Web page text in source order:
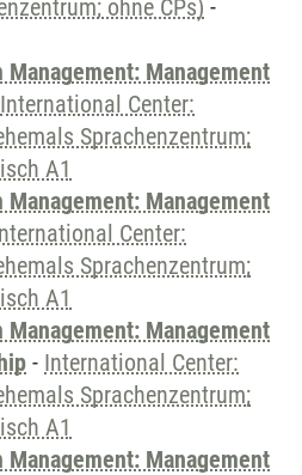
ohne CPs) -
Management
International Center:
Sprachenzentrum;
A1
Management
Center:
Sprachenzentrum;
A1
Management
- International Center:
Sprachenzentrum;
A1
Management